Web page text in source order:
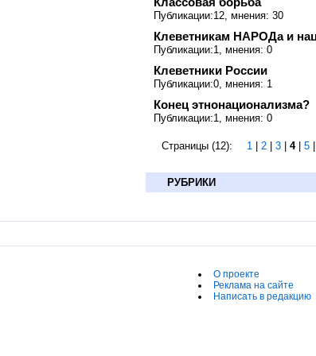
Публикации:12, мнения: 30
Клеветникам НАРОДа и
Публикации:1, мнения: 0
Клеветники России
Публикации:0, мнения: 1
Конец этнонационализма?
Публикации:1, мнения: 0
Страницы (12): 1 2 3 4| 5
РУБРИКИ
О проекте
Реклама на сайте
Написать в редакцию